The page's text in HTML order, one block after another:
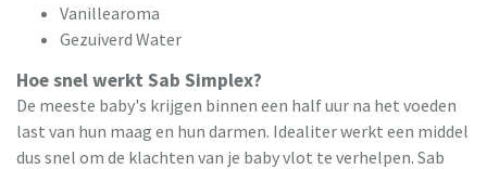
Vanillearoma
Gezuiverd Water
Hoe snel werkt Sab Simplex?
De meeste baby's krijgen binnen een half uur na het voeden
last van hun maag en hun darmen. Idealiter werkt een middel
dus snel om de klachten van je baby vlot te verhelpen. Sab